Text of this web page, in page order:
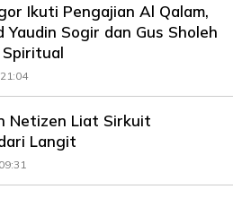
Ikuti Pengajian Al Qalam,
Yaudin Sogir dan Gus Sholeh
Spiritual
Netizen Liat Sirkuit
Langit